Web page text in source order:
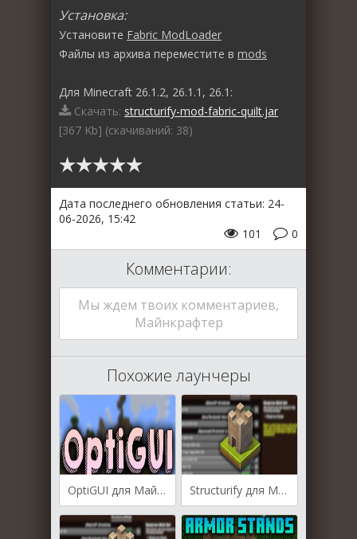
Установка:
Установите Fabric ModLoader
Файлы из архива переместите в mods
Для Minecraft 26.1.2, 26.1.1, 26.1:
Скачать: structurify-mod-fabric-quilt.jar
[367 Kb] (cкачиваний: 38)
Дата последнего обновления статьи: 24-
06-2026, 15:42
0
101
Комментарии:
Мы ждем твоих комментариев,
Майнкрафтер
Похожие лаунчеры
OptiGUI для Майнкрафт [1.21.11, 1.21.10, 1.21.9] Structurify для Майнкрафт [1.21.10, 1.21.9, 1.21.8]